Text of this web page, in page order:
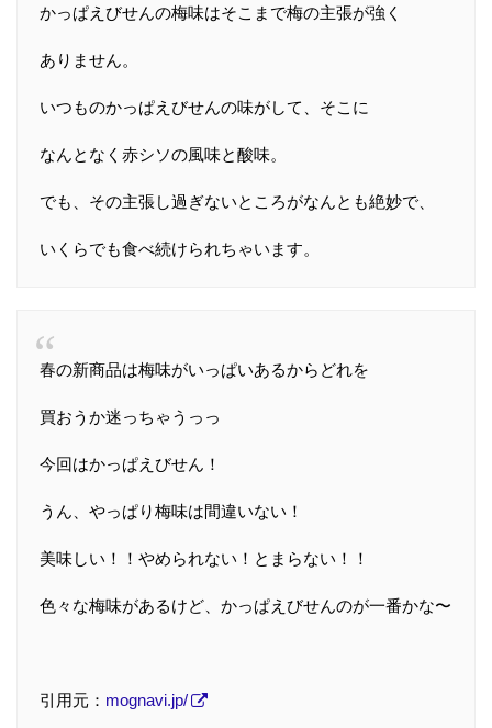
かっぱえびせんの梅味はそこまで梅の主張が強く
ありません。
いつものかっぱえびせんの味がして、そこに
なんとなく赤シソの風味と酸味。
でも、その主張し過ぎないところがなんとも絶妙で、
いくらでも食べ続けられちゃいます。
春の新商品は梅味がいっぱいあるからどれを
買おうか迷っちゃうっっ
今回はかっぱえびせん！
うん、やっぱり梅味は間違いない！
美味しい！！やめられない！とまらない！！
色々な梅味があるけど、かっぱえびせんのが一番かな〜
引用元： mognavi.jp/